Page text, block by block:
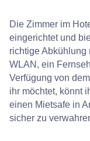
Die Zimmer im
eingerichtet und
richtige Abkühlung
WLAN, ein
Verfügung von
ihr möchtet, könnt
einen Mietsafe in
sicher zu